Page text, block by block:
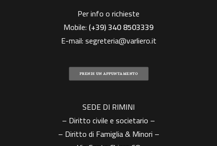
Per info o richieste
Mobile: (+39)340 8503339
E-mail:segreteria@varliero.it
PRENDI UN APPUNTAMENTO
SEDE DI RIMINI
– Diritto civile e societario –
– Diritto di Famiglia & Minori –